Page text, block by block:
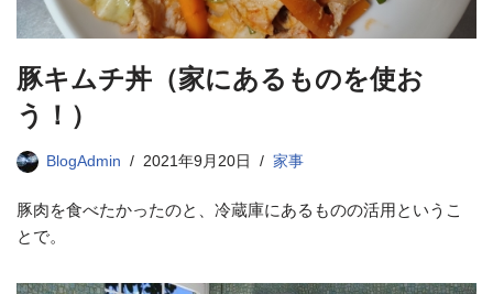
豚キムチ丼（家にあるものを使お
う！）
BlogAdmin 2021年9月20日 家事
豚肉を食べたかったのと、冷蔵庫にあるものの活用というこ
とで。